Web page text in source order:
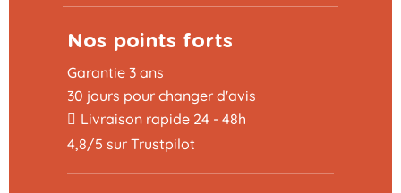
Nos points forts
Garantie 3 ans
30 jours pour changer d'avis
Livraison rapide 24 - 48h
4,8/5 sur Trustpilot